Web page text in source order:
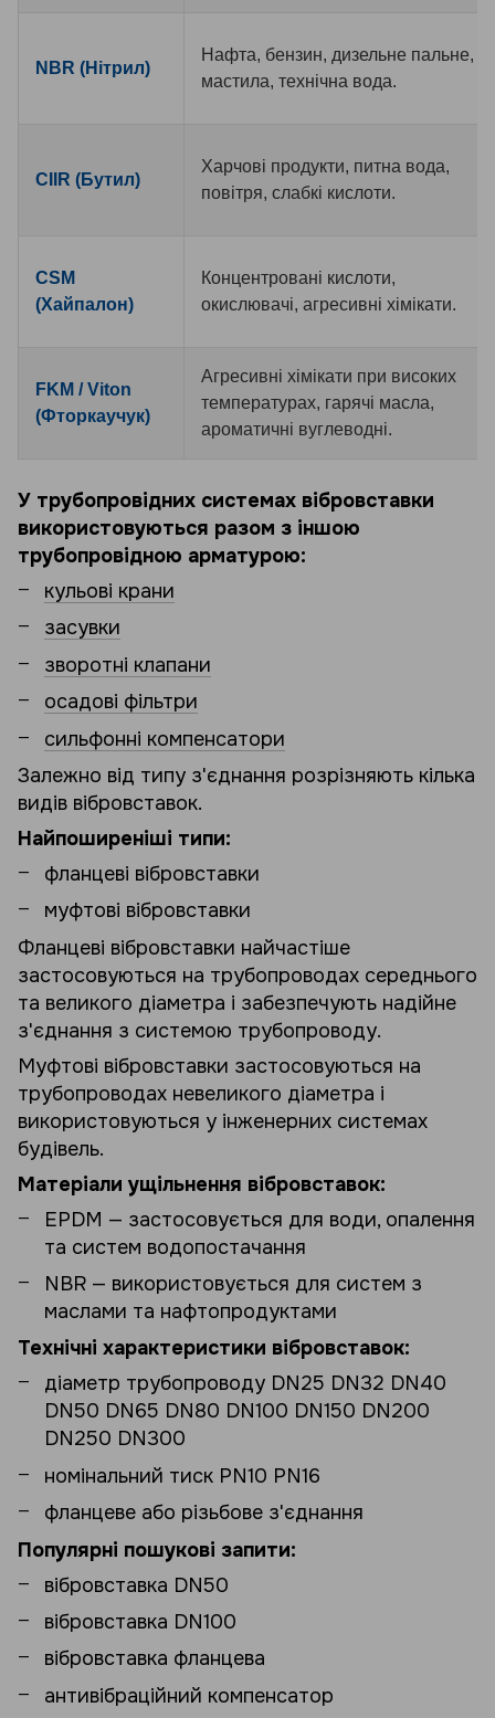
NBR (Нітрил)
Нафта, бензин, дизельне пальне,
мастила, технічна вода.
CIIR (Бутил)
Харчові продукти, питна вода,
повітря, слабкі кислоти.
CSM
(Хайпалон)
Концентровані кислоти,
окислювачі, агресивні хімікати.
FKM / Viton
(Фторкаучук)
Агресивні хімікати при високих
температурах, гарячі масла,
ароматичні вуглеводні.
У трубопровідних системах вібровставки
використовуються разом з іншою
трубопровідною арматурою:
кульові крани
засувки
зворотні клапани
осадові фільтри
сильфонні компенсатори
Залежно від типу з'єднання розрізняють кілька
видів вібровставок.
Найпоширеніші типи:
фланцеві вібровставки
муфтові вібровставки
Фланцеві вібровставки найчастіше
застосовуються на трубопроводах середнього
та великого діаметра і забезпечують надійне
з'єднання з системою трубопроводу.
Муфтові вібровставки застосовуються на
трубопроводах невеликого діаметра і
використовуються у інженерних системах
будівель.
Матеріали ущільнення вібровставок:
EPDM — застосовується для води, опалення
та систем водопостачання
NBR — використовується для систем з
маслами та нафтопродуктами
Технічні характеристики вібровставок:
діаметр трубопроводу DN25 DN32 DN40
DN50 DN65 DN80 DN100 DN150 DN200
DN250 DN300
номінальний тиск PN10 PN16
фланцеве або різьбове з'єднання
Популярні пошукові запити:
вібровставка DN50
вібровставка DN100
вібровставка фланцева
антивібраційний компенсатор